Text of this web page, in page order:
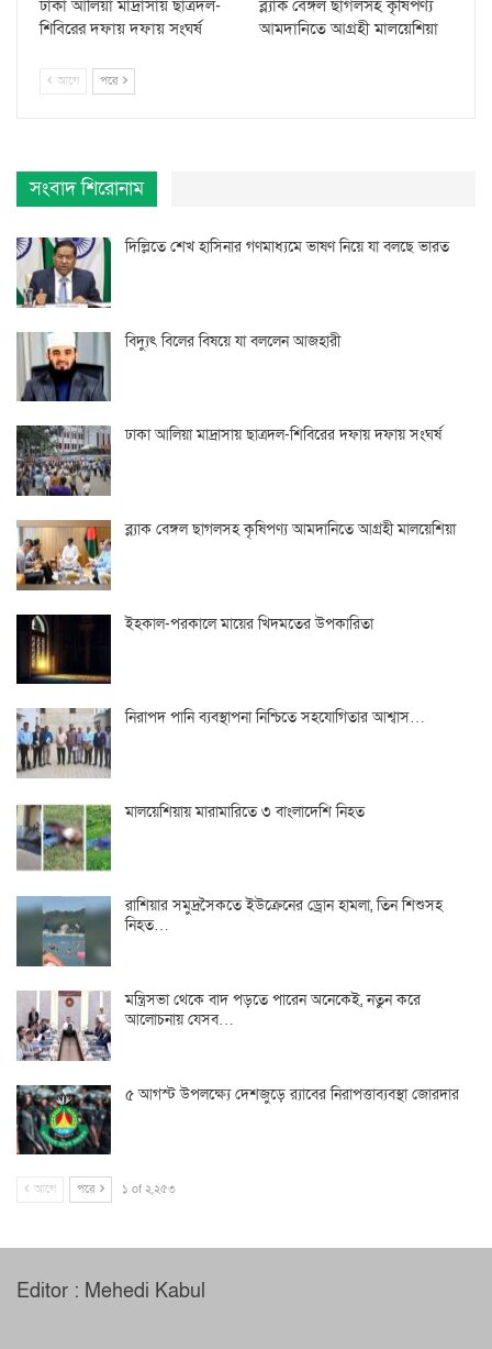
ঢাকা আলিয়া মাদ্রাসায় ছাত্রদল-
শিবিরের দফায় দফায় সংঘর্ষ
ব্ল্যাক বেঙ্গল ছাগলসহ কৃষিপণ্য
আমদানিতে আগ্রহী মালয়েশিয়া
আগে পরে
সংবাদ শিরোনাম
দিল্লিতে শেখ হাসিনার গণমাধ্যমে ভাষণ নিয়ে যা বলছে ভারত
বিদ্যুৎ বিলের বিষয়ে যা বললেন আজহারী
ঢাকা আলিয়া মাদ্রাসায় ছাত্রদল-শিবিরের দফায় দফায় সংঘর্ষ
ব্ল্যাক বেঙ্গল ছাগলসহ কৃষিপণ্য আমদানিতে আগ্রহী মালয়েশিয়া
ইহকাল-পরকালে মায়ের খিদমতের উপকারিতা
নিরাপদ পানি ব্যবস্থাপনা নিশ্চিতে সহযোগিতার আশ্বাস…
মালয়েশিয়ায় মারামারিতে ৩ বাংলাদেশি নিহত
রাশিয়ার সমুদ্রসৈকতে ইউক্রেনের ড্রোন হামলা, তিন শিশুসহ
নিহত…
মন্ত্রিসভা থেকে বাদ পড়তে পারেন অনেকেই, নতুন করে
আলোচনায় যেসব…
৫ আগস্ট উপলক্ষ্যে দেশজুড়ে র‌্যাবের নিরাপত্তাব্যবস্থা জোরদার
আগে পরে ১ of ২,২৫৩
Editor : Mehedi Kabul